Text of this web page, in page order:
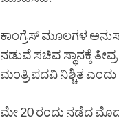
ಕಾಂಗ್ರೆಸ್ ಮೂಲಗಳ
ನಡುವೆ ಸಚಿವ ಸ್ಥಾನಕ್ಕೆ
ಮಂತ್ರಿ ಪದವಿ ನಿಶ್ಚಿತ ಎಂದು
ಮೇ 20 ರಂದು ನಡೆದ